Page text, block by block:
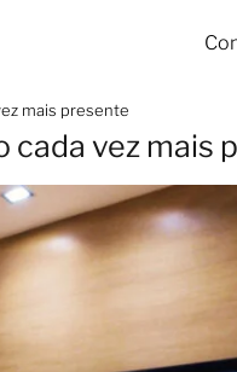
mais presente
cada vez mais